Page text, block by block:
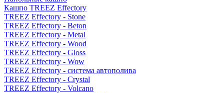
Кашпо TREEZ Effectory
TREEZ Effectory - Stone
TREEZ Effectory - Beton
TREEZ Effectory - Metal
TREEZ Effectory - Wood
TREEZ Effectory - Gloss
TREEZ Effectory - Wow
TREEZ Effectory - система автополива
TREEZ Effectory - Crystal
TREEZ Effectory - Volcano